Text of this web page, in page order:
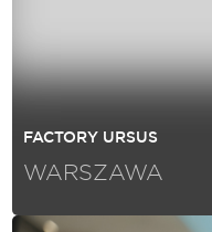
FACTORY URSUS
WARSZAWA